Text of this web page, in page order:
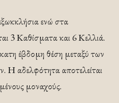
ενώ στα
3 Καθίσµατα και 6 Κελλιά.
έβδοµη θέση µεταξύ των
Η αδελφότητα αποτελείται
µοναχούς.